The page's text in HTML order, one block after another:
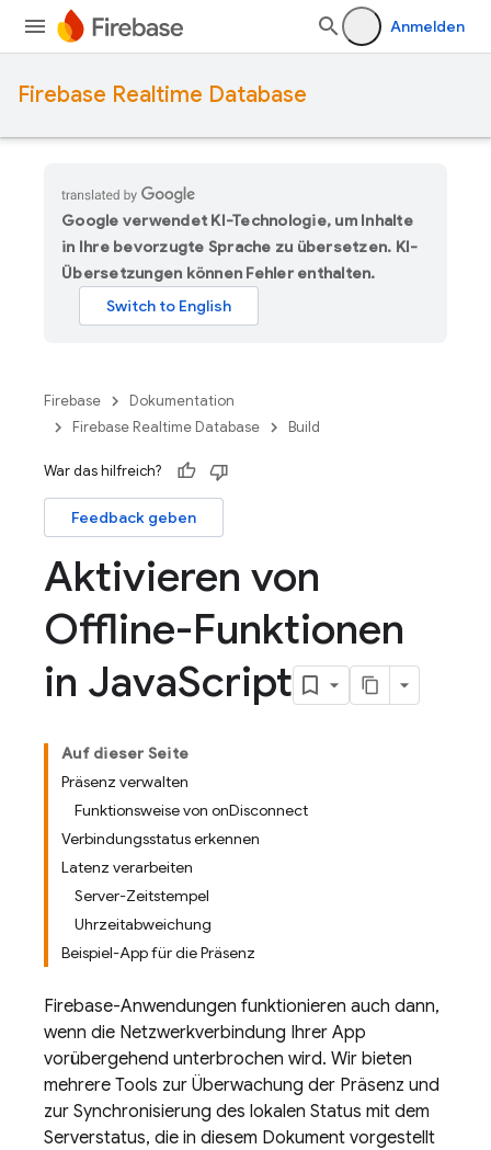
Anmelden
Firebase Realtime Database
Google verwendet KI-Technologie, um Inhalte
in Ihre bevorzugte Sprache zu übersetzen. KI-
Übersetzungen können Fehler enthalten.
Firebase
Dokumentation
Firebase Realtime Database
Build
War das hilfreich?
Feedback geben
Aktivieren von
Offline-Funktionen
in JavaScript
Auf dieser Seite
Präsenz verwalten
Funktionsweise von onDisconnect
Verbindungsstatus erkennen
Latenz verarbeiten
Server-Zeitstempel
Uhrzeitabweichung
Beispiel-App für die Präsenz
Firebase-Anwendungen funktionieren auch dann,
wenn die Netzwerkverbindung Ihrer App
vorübergehend unterbrochen wird. Wir bieten
mehrere Tools zur Überwachung der Präsenz und
zur Synchronisierung des lokalen Status mit dem
Serverstatus, die in diesem Dokument vorgestellt